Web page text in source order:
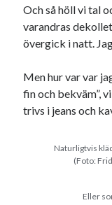
Och så höll vi tal
varandras
övergick i natt.
Men hur var var
fin och bekväm”,
trivs i jeans och
Naturligtvis
(Foto:
Eller